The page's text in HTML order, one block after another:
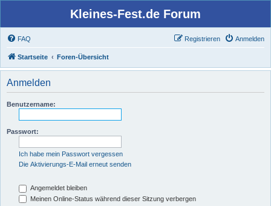
Kleines-Fest.de Forum
FAQ Anmelden
Registrieren
Startseite Foren-Übersicht
Anmelden
Benutzername:
Passwort:
Ich habe mein Passwort vergessen
Die Aktivierungs-E-Mail erneut senden
Angemeldet bleiben
Meinen Online-Status während dieser Sitzung verbergen